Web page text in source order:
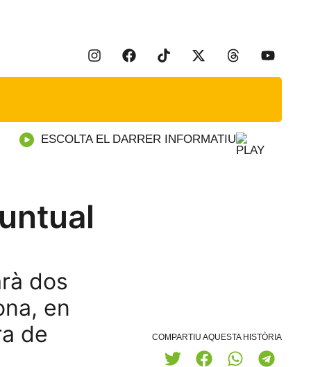
ESCOLTA EL DARRER INFORMATIU
dos
en
de
COMPARTIU AQUESTA HISTÒRIA